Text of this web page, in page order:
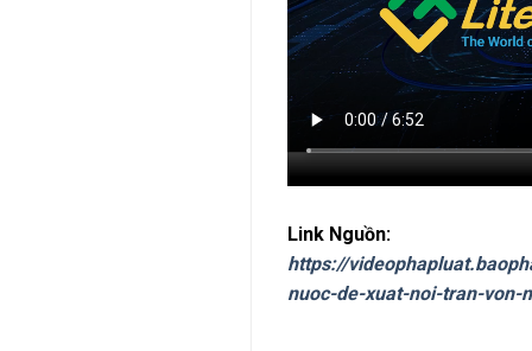
Link Nguồn:
https://
nuoc-de-xuat-noi-tran-von-